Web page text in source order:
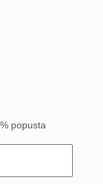
popusta